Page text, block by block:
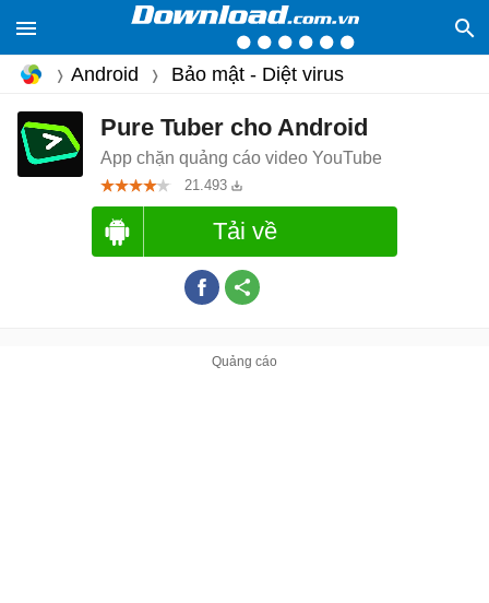
Android Bảo mật - Diệt virus
Pure Tuber cho Android
App chặn quảng cáo video YouTube
21.493
Tải về